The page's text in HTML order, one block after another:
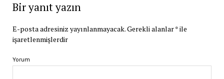
Bir yanıt yazın
E-posta adresiniz yayınlanmayacak.Gerekli alanlar*ile
işaretlenmişlerdir
Yorum